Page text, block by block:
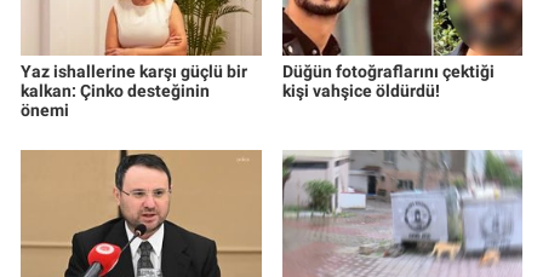
Yaz ishallerine karşı güçlü bir
kalkan: Çinko desteğinin
önemi
Düğün fotoğraflarını çektiği
kişi vahşice öldürdü!